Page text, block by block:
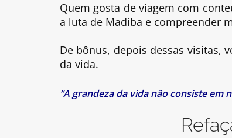
Quem gosta de viagem com
a luta de Madiba e compreender
De bônus, depois dessas visitas,
da vida.
“A grandeza da vida não consiste em